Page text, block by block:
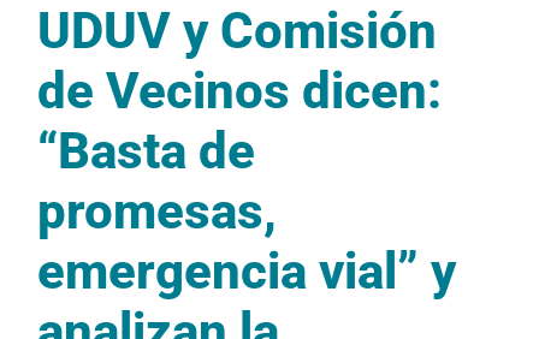
UDUV y Comisión
de Vecinos dicen:
“Basta de
promesas,
emergencia vial” y